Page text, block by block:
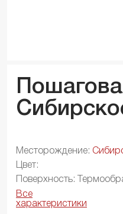
Месторождение:
Цвет:
Поверхность:
Все
характеристики